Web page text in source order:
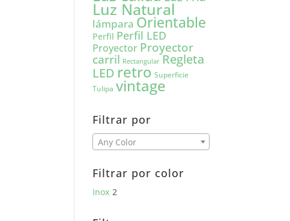
Luz Natural
lámpara Orientable
Perfil Perfil LED
Proyector Proyector
carril Rectangular Regleta
LED retro Superficie
Tulipa vintage
Filtrar por
Any Color
Filtrar por color
Inox 2